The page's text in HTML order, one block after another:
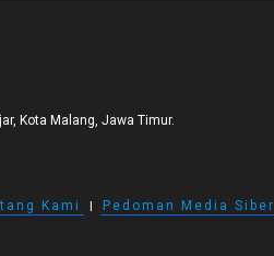
Kota Malang, Jawa Timur.
Kami I Pedoman Media Siber